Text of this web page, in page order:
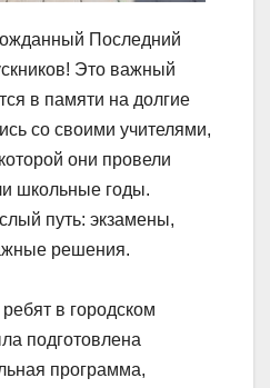
Последний
Это важный
в памяти на долгие
со своими учителями,
они провели
школьные годы.
путь: экзамены,
решения.
в городском
подготовлена
программа,